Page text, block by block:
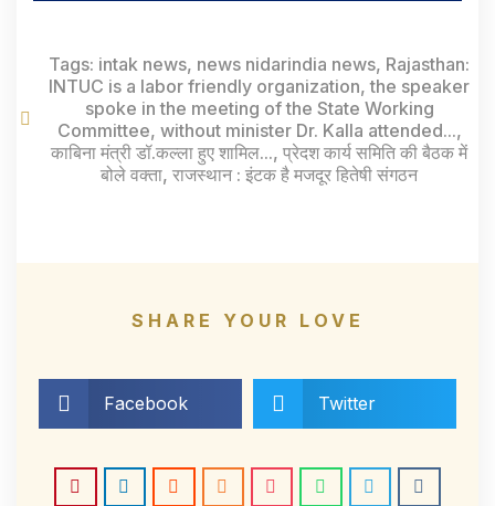
Tags: intak news, news nidarindia news, Rajasthan:
INTUC is a labor friendly organization,the speaker
spoke in the meeting of the State Working
Committee, without minister Dr. Kalla attended...,
काबिना मंत्री डॉ.कल्ला हुए शामिल..., प्रेदश कार्य समिति की बैठक में
बोले वक्ता, राजस्थान : इंटक है मजदूर हितेषी संगठन
SHARE YOUR LOVE
Facebook Twitter